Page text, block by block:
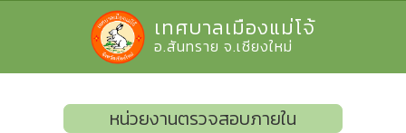
เทศบาลเมืองแม่โจ้
อ.สันทราย จ.เชียงใหม่
หน่วยงานตรวจสอบภายใน